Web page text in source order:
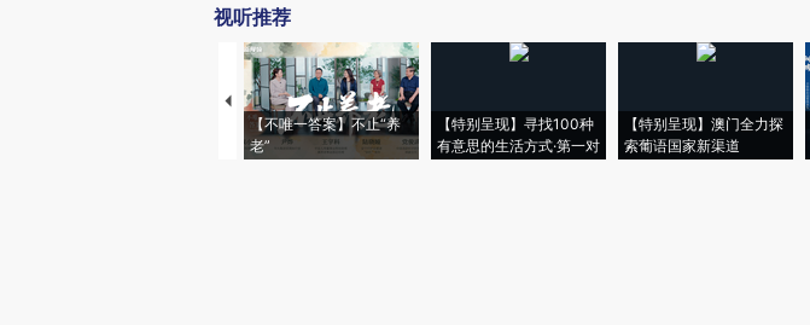
视听推荐
【不唯一答案】不止“养
老”
【特别呈现】寻找100种
有意思的生活方式·第一对
【特别呈现】澳门全力探
索葡语国家新渠道